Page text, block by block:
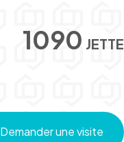
1090 JETTE
Demander une visite